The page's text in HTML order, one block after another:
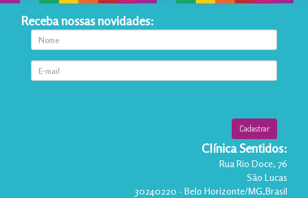
Receba nossas novidades:
Clínica Sentidos:
Rua Rio Doce, 76
São Lucas
30240220 - Belo Horizonte/MG,Brasil